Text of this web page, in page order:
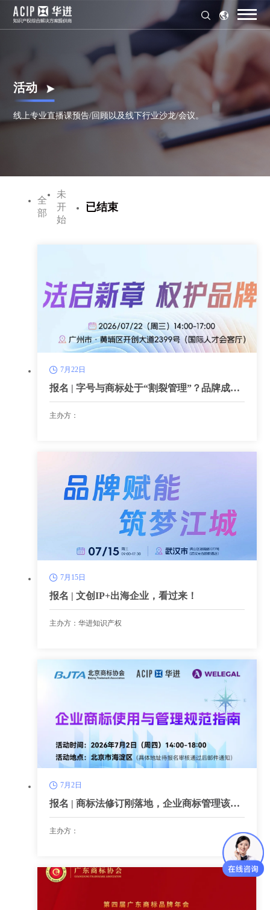
活动
线上专业直播课预告/回顾以及线下行业沙龙/会议。
全
部
未
开
始
已结束
7月22日
报名 | 字号与商标处于“割裂管理”？品牌成长
路上需补齐哪些短板？
主办方：
7月15日
报名 | 文创IP+出海企业，看过来！
主办方：华进知识产权
7月2日
报名 | 商标法修订刚落地，企业商标管理该往
哪走？
主办方：